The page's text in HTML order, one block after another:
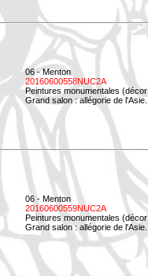
06 - Menton
20160600558NUC2A
Peintures monumentales
Grand salon : allégorie de
06 - Menton
20160600559NUC2A
Peintures monumentales
Grand salon : allégorie de l'Asie.